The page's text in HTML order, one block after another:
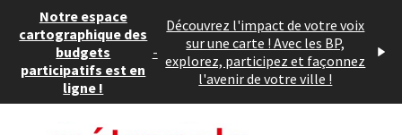
Notre espace
cartographique des
budgets
participatifs est en
ligne !
-
Découvrez l'impact de votre voix
sur une carte ! Avec les BP,
explorez, participez et façonnez
l'avenir de votre ville !